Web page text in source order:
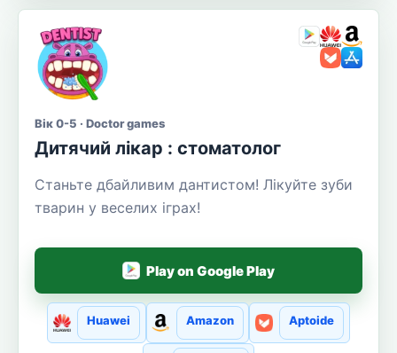
Вік 0-5 · Doctor games
Дитячий лікар : стоматолог
Станьте дбайливим дантистом! Лікуйте зуби
тварин у веселих іграх!
Play on Google Play
Huawei Amazon Aptoide